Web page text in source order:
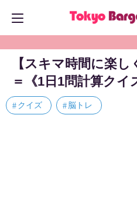
【スキマ時間に楽
＝《1日1問計算クイ
クイズ 脳トレ